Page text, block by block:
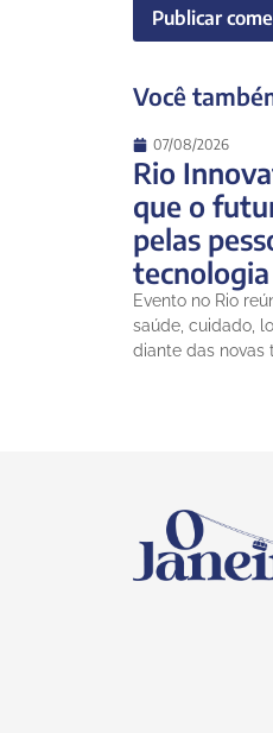
Você
07/08/2026
Rio
que o
pelas
tecnologia
Evento no Rio
saúde, cuidado,
diante das novas